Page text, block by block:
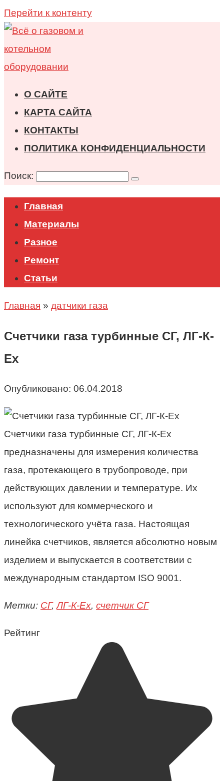
Перейти к контенту
О САЙТЕ
КАРТА САЙТА
КОНТАКТЫ
ПОЛИТИКА КОНФИДЕНЦИАЛЬНОСТИ
Поиск:
Главная
Материалы
Разное
Ремонт
Статьи
Главная » датчики газа
Счетчики газа турбинные СГ, ЛГ-К-
Ех
Опубликовано: 06.04.2018
Счетчики газа турбинные СГ, ЛГ-К-Ех
предназначены для измерения количества
газа, протекающего в трубопроводе, при
действующих давлении и температуре. Их
используют для коммерческого и
технологического учёта газа. Настоящая
линейка счетчиков, является абсолютно новым
изделием и выпускается в соответствии с
международным стандартом ISO 9001.
Метки: СГ,ЛГ-К-Ех, счетчик СГ
Рейтинг